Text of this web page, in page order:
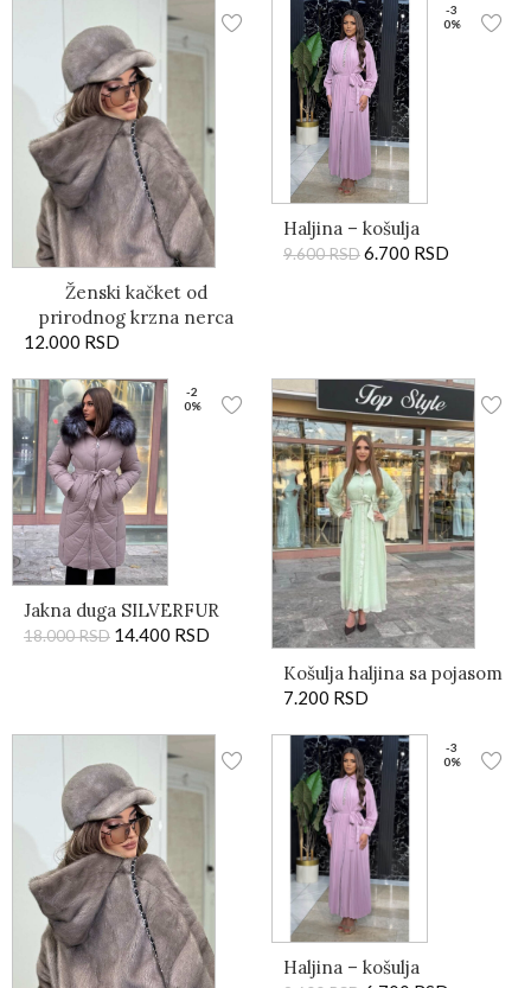
Ženski kačket od
prirodnog krzna nerca
12.000 RSD
-3
0%
Haljina – košulja
9.600RSD6.700 RSD
-2
0%
Jakna duga SILVERFUR
18.000RSD 14.400 RSD
Košulja haljina sa pojasom
7.200 RSD
-3
0%
Haljina – košulja